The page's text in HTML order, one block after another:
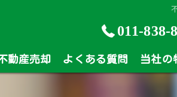
011-838-
動産売却 よくある質問 当社の